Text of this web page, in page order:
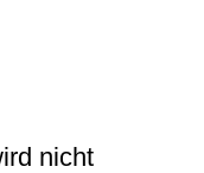
nicht